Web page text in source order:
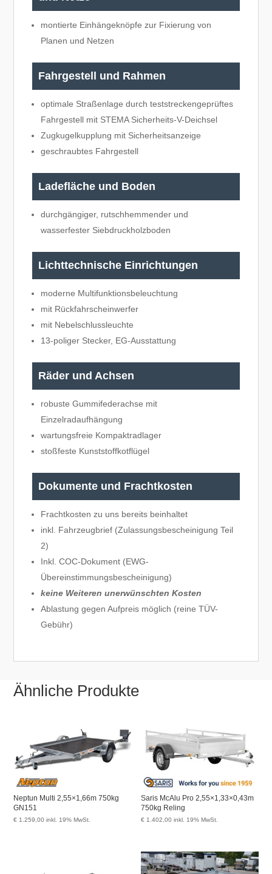
montierte Einhängeknöpfe zur Fixierung von
Planen und Netzen
Fahrgestell und Rahmen
optimale Straßenlage durch teststreckengeprüftes
Fahrgestell mit STEMA Sicherheits-V-Deichsel
Zugkugelkupplung mit Sicherheitsanzeige
geschraubtes Fahrgestell
Ladefläche und Boden
durchgängiger, rutschhemmender und
wasserfester Siebdruckholzboden
Lichttechnische Einrichtungen
moderne Multifunktionsbeleuchtung
mit Rückfahrscheinwerfer
mit Nebelschlussleuchte
13-poliger Stecker, EG-Ausstattung
Räder und Achsen
robuste Gummifederachse mit
Einzelradaufhängung
wartungsfreie Kompaktradlager
stoßfeste Kunststoffkotflügel
Dokumente und Frachtkosten
Frachtkosten zu uns bereits beinhaltet
inkl. Fahrzeugbrief (Zulassungsbescheinigung Teil
2)
Inkl. COC-Dokument (EWG-
Übereinstimmungsbescheinigung)
keine Weiteren unerwünschten Kosten
Ablastung gegen Aufpreis möglich (reine TÜV-
Gebühr)
Ähnliche Produkte
Neptun Multi 2,55×1,66m 750kg
GN151
€ 1.259,00 inkl. 19% MwSt.
Saris McAlu Pro 2,55×1,33×0,43m
750kg Reling
€ 1.402,00 inkl. 19% MwSt.